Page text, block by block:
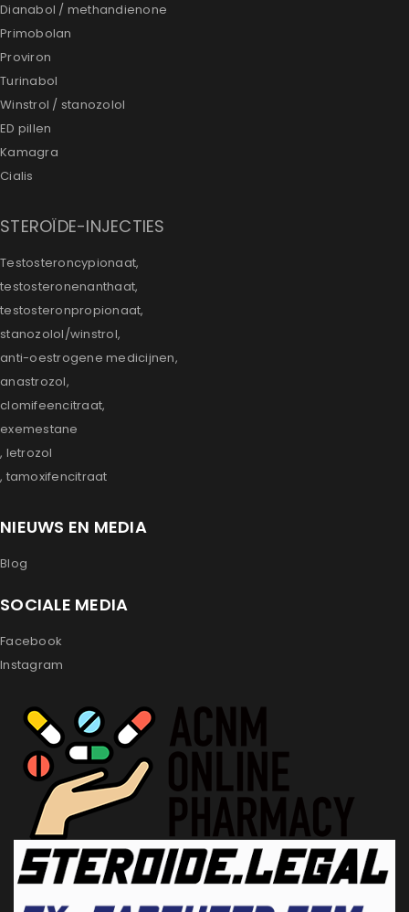
Dianabol / methandienone
Primobolan
Proviron
Turinabol
Winstrol / stanozolol
ED pillen
Kamagra
Cialis
STEROÏDE-INJECTIES
Testosteroncypionaat,
testosteronenanthaat,
testosteronpropionaat,
stanozolol/winstrol,
anti-oestrogene medicijnen,
anastrozol,
clomifeencitraat,
exemestane
, letrozol
, tamoxifencitraat
NIEUWS EN MEDIA
Blog
SOCIALE MEDIA
Facebook
Instagram